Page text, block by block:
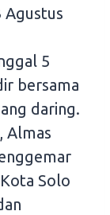
Agustus
5
bersama
daring.
Almas
Solo